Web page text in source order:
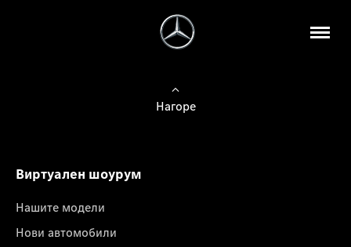
Нагоре
Виртуален шоурум
Нашите модели
Нови автомобили